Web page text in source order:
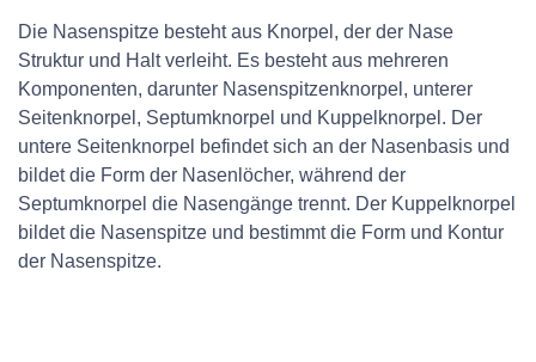
Die Nasenspitze besteht aus Knorpel, der der Nase
Struktur und Halt verleiht. Es besteht aus mehreren
Komponenten, darunter Nasenspitzenknorpel, unterer
Seitenknorpel, Septumknorpel und Kuppelknorpel. Der
untere Seitenknorpel befindet sich an der Nasenbasis und
bildet die Form der Nasenlöcher, während der
Septumknorpel die Nasengänge trennt. Der Kuppelknorpel
bildet die Nasenspitze und bestimmt die Form und Kontur
der Nasenspitze.